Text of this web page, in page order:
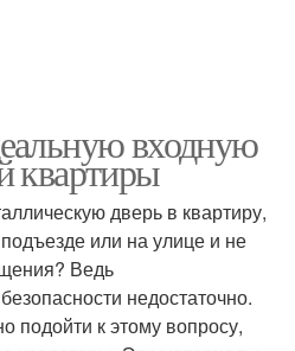
входную
квартиры
дверь в квартиру,
или на улице и не
Ведь
недостаточно.
подойти к этому вопросу,